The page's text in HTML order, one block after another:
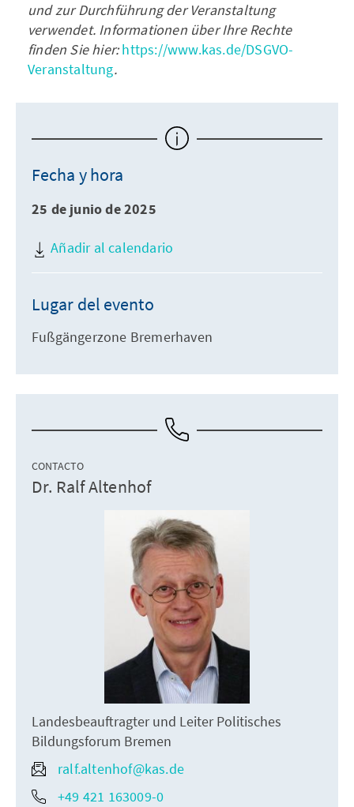
und zur Durchführung der Veranstaltung
verwendet. Informationen über Ihre Rechte
finden Sie hier:https://www.kas.de/DSGVO-
Veranstaltung.
Fecha y hora
25 de junio de 2025
Añadir al calendario
Lugar del evento
Fußgängerzone Bremerhaven
CONTACTO
Dr. Ralf Altenhof
Landesbeauftragter und Leiter Politisches
Bildungsforum Bremen
ralf.altenhof@kas.de
+49 421 163009-0